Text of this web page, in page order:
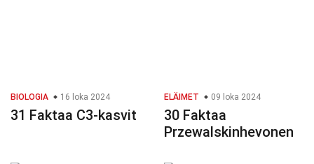
BIOLOGIA 16 loka 2024
31 Faktaa C3-kasvit
ELÄIMET 09 loka 2024
30 Faktaa
Przewalskinhevonen